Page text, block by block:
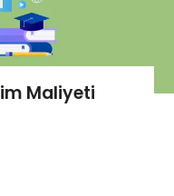
Maliyeti